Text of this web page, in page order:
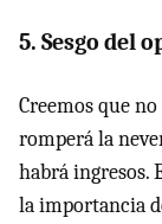
5. Sesgo del
Creemos que
romperá la
habrá ingresos.
la importancia